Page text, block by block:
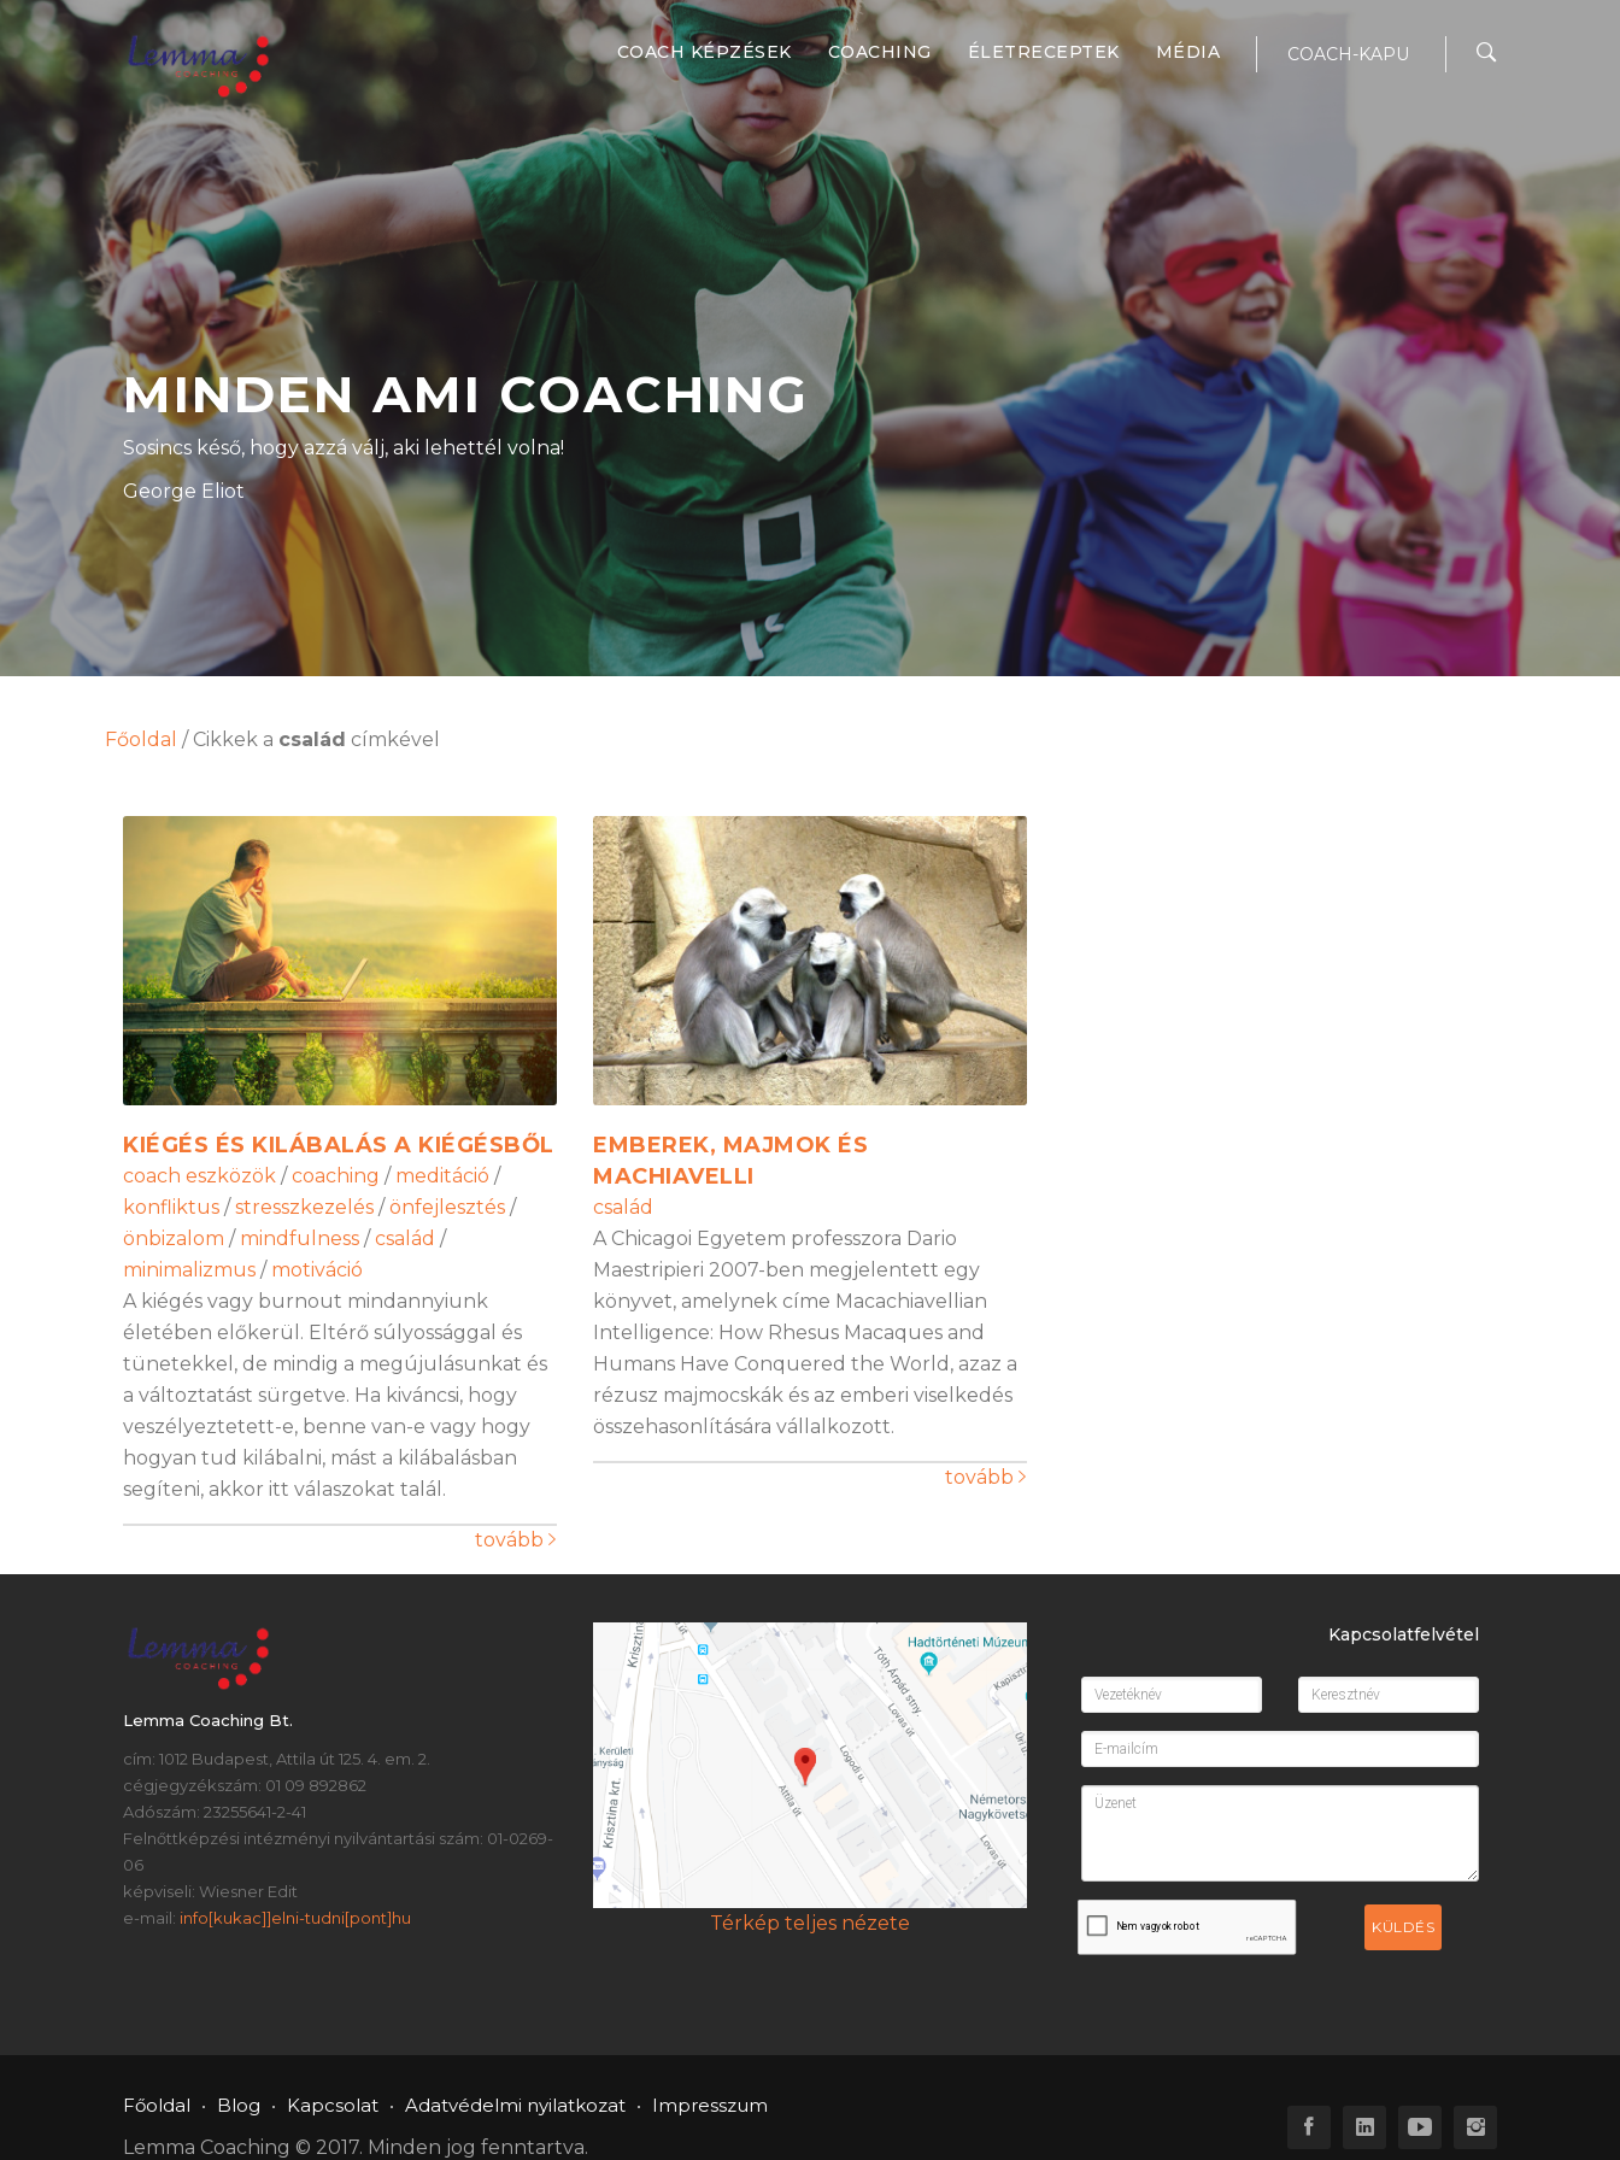
COACH KÉPZÉSEK COACHING ÉLETRECEPTEK MÉDIA COACH-KAPU
MINDEN AMI COACHING
Sosincs késő, hogy azzá válj, aki lehettél volna!
George Eliot
Főoldal / Cikkek a család címkével
KIÉGÉS ÉS KILÁBALÁS A KIÉGÉSBŐL
coach eszközök / coaching / meditáció /
konfliktus / stresszkezelés / önfejlesztés /
önbizalom / mindfulness / család /
minimalizmus / motiváció
A kiégés vagy burnout mindannyiunk
életében előkerül. Eltérő súlyossággal és
tünetekkel, de mindig a megújulásunkat és
a változtatást sürgetve. Ha kiváncsi, hogy
veszélyeztetett-e, benne van-e vagy hogy
hogyan tud kilábalni, mást a kilábalásban
segíteni, akkor itt válaszokat talál.
tovább
EMBEREK, MAJMOK ÉS
MACHIAVELLI
család
A Chicagoi Egyetem professzora Dario
Maestripieri 2007-ben megjelentett egy
könyvet, amelynek címe Macachiavellian
Intelligence: How Rhesus Macaques and
Humans Have Conquered the World, azaz a
rézusz majmocskák és az emberi viselkedés
összehasonlítására vállalkozott.
tovább
Lemma Coaching Bt.
cím: 1012 Budapest, Attila út 125. 4. em. 2.
cégjegyzékszám: 01 09 892862
Adószám: 23255641-2-41
Felnőttképzési intézményi nyilvántartási szám: 01-0269-
06
képviseli: Wiesner Edit
e-mail: info[kukac]]elni-tudni[pont]hu Térkép teljes nézete
Kapcsolatfelvétel
KÜLDÉS
Főoldal Blog Kapcsolat Adatvédelmi nyilatkozat
Impresszum
Lemma Coaching © 2017. Minden jog fenntartva.